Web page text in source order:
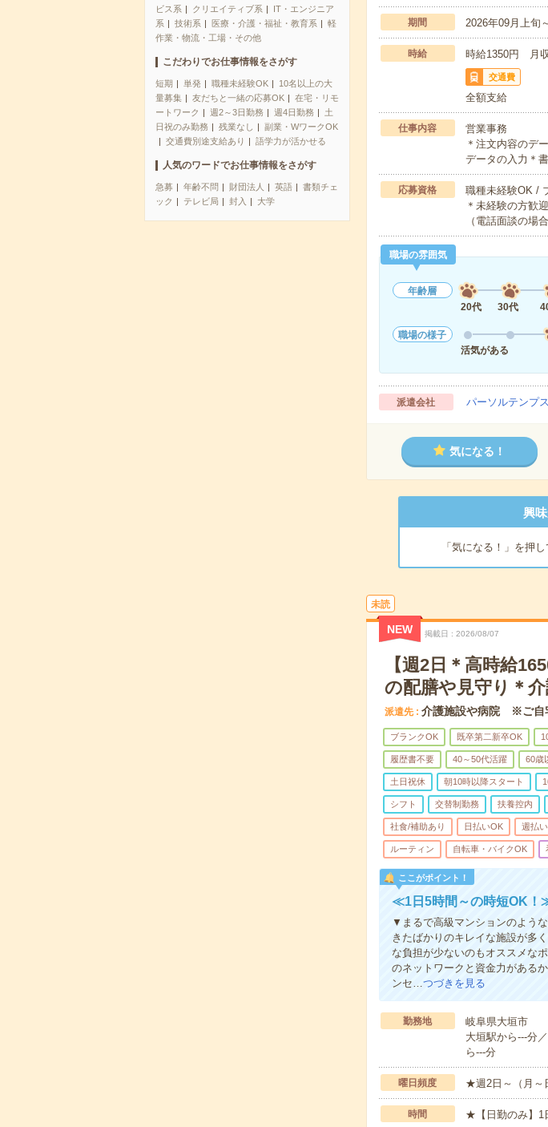
ビス系
クリエイティブ系
IT・エンジニア
系
技術系 医療・介護・福祉・教育系
軽
作業・物流・工場・その他
こだわりでお仕事情報をさがす
短期 単発 職種未経験OK
10名以上の大
量募集
友だちと一緒の応募OK
在宅・リモ
ートワーク
週2～3日勤務 週4日勤務
土
日祝のみ勤務
残業なし
副業・WワークOK
交通費別途支給あり
語学力が活かせる
人気のワードでお仕事情報をさがす
急募 年齢不問 財団法人 英語
書類チェ
ック
テレビ局 封入 大学
期間 2026年09月上
時給 時給1350円 月
交通費
全額支給
仕事内容
営業事務
＊注文内容のデ
データの入力＊
応募資格
職種未経験OK /
＊未経験の方歓
（電話面談の場
職場の雰囲気
年齢層
20代
30代
職場の様子
活気がある
派遣会社 パーソルテンプ
気になる！
興
「気になる！」を押
未読
NEW 掲載日 2026/08/07
【週2日＊高時給
の配膳や見守り＊
派遣先 介護施設や病院 ※ご自
ブランクOK 既卒第二新卒OK
履歴書不要 40～50代活躍 60歳
土日祝休 朝10時以降スタート
シフト 交替制勤務 扶養控内
社食/補助あり 日払いOK 週払
ルーティン 自転車・バイクOK
ここがポイント！
≪1日5時間～の時短OK！
▼まるで高級マンションのよう
きたばかりのキレイな施設が多
な負担が少ないのもオススメな
のネットワークと資金力がある
ンセ…つづきを見る
勤務地
岐阜県大垣市
大垣駅から---分
ら---分
曜日頻度 ★週2日～（月～
時間 ★【日勤のみ】1